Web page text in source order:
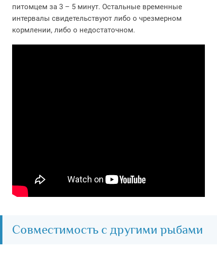
питомцем за 3 – 5 минут. Остальные временные
интервалы свидетельствуют либо о чрезмерном
кормлении, либо о недостаточном.
Совместимость с другими рыбами